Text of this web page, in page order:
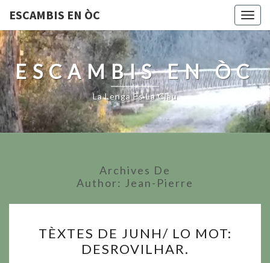
ESCAMBIS EN ÒC
ESCAMBIS EN ÒC
La Lenga Es La Clau
Archives De
Author: Jean-Pierre
DE
JUNH/
TÈXTES DE JUNH/ LO MOT:
DESROVILHAR.